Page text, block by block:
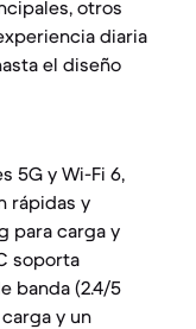
otros
diaria
el diseño
5G y Wi-Fi 6,
rápidas y
para carga y
soporta
banda (2.4/5
y un